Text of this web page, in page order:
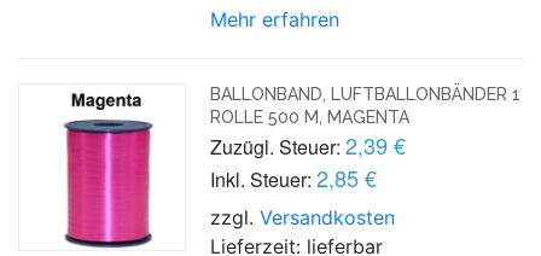
Mehr erfahren
BALLONBAND, LUFTBALLONBÄNDER 1
ROLLE 500 M, MAGENTA
Zuzügl. Steuer: 2,39 €
Inkl. Steuer: 2,85 €
zzgl.Versandkosten
Lieferzeit: lieferbar